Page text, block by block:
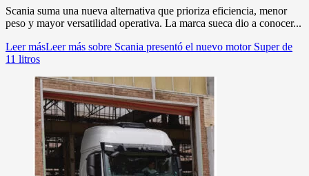
Scania suma una nueva alternativa que prioriza eficiencia, menor
peso y mayor versatilidad operativa. La marca sueca dio a conocer...
Leer másLeer más sobre Scania presentó el nuevo motor Super de
11 litros